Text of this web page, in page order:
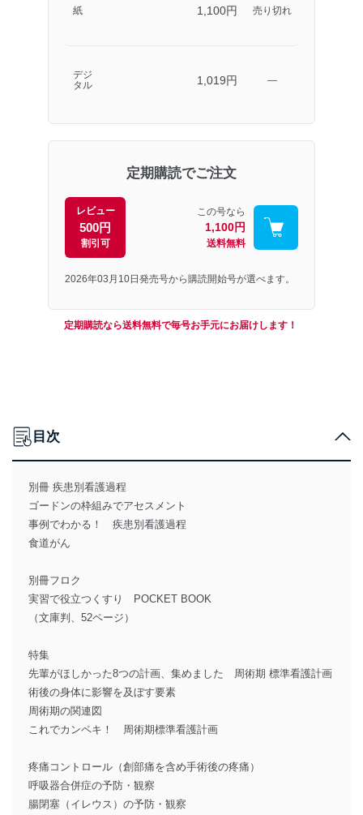
紙 1,100円 売り切れ
デジ
タル
1,019円 ―
定期購読でご注文
レビュー
500円
割引可
この号なら
1,100円
送料無料
2026年03月10日発売号から購読開始号が選べます。
定期購読なら送料無料で毎号お手元にお届けします！
目次
別冊 疾患別看護過程
ゴードンの枠組みでアセスメント
事例でわかる！ 疾患別看護過程
食道がん
別冊フロク
実習で役立つくすり POCKET BOOK
（文庫判、52ページ）
特集
先輩がほしかった8つの計画、集めました 周術期 標準看護計画
術後の身体に影響を及ぼす要素
周術期の関連図
これでカンペキ！ 周術期標準看護計画
疼痛コントロール（創部痛を含め手術後の疼痛）
呼吸器合併症の予防・観察
腸閉塞（イレウス）の予防・観察